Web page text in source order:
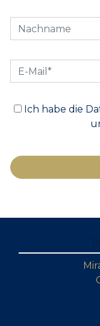
Ich habe die